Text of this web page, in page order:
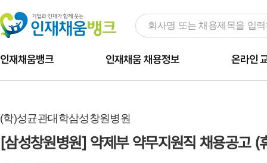
인재채움뱅크 인재채움 채용정보 온라인
(학)성균관대학삼성창원병원
[삼성창원병원] 약제부 약무지원직 채용공고 (